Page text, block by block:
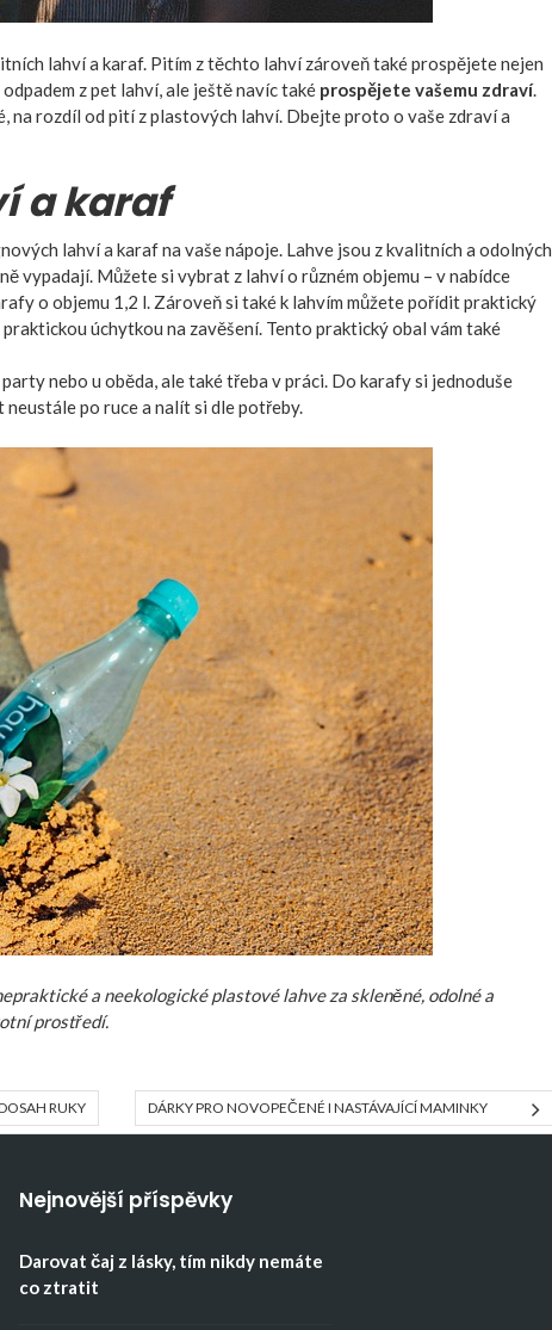
lahví a karaf. Pitím z těchto lahví zároveň také prospějete nejen
z pet lahví, ale ještě navíc také prospějete vašemu zdraví.
na rozdíl od pití z plastových lahví. Dbejte proto o vaše zdraví a
a karaf
lahví a karaf na vaše nápoje. Lahve jsou z kvalitních a odolných
vypadají. Můžete si vybrat z lahví o různém objemu – v nabídce
o objemu 1,2 l. Zároveň si také k lahvím můžete pořídit praktický
úchytkou na zavěšení. Tento praktický obal vám také
nebo u oběda, ale také třeba v práci. Do karafy si jednoduše
po ruce a nalít si dle potřeby.
a neekologické plastové lahve za skleněné, odolné a
prostředí.
RUKY DÁRKY PRO NOVOPEČENÉ I NASTÁVAJÍCÍ MAMINKY
Nejnovější příspěvky
Darovat čaj z lásky, tím nikdy nemáte
co ztratit